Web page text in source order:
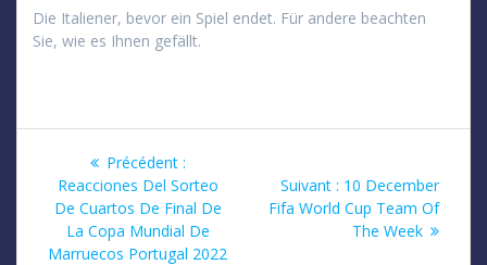
Die Italiener, bevor ein Spiel endet. Für andere beachten
Sie, wie es Ihnen gefällt.
Navigation
l’article
Précédent :Article
précédent
:
Reacciones Del Sorteo
De Cuartos De Final De
La Copa Mundial De
Marruecos Portugal 2022
Suivant : Article
suivant
10 December
Fifa World Cup Team Of
The Week